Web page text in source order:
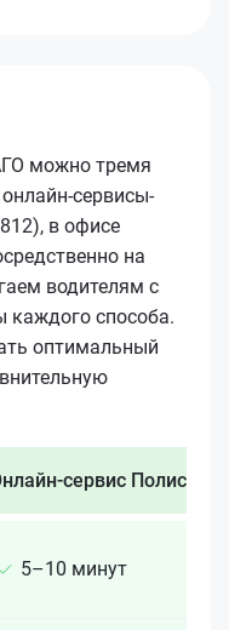
можно тремя
сервисы-
в офисе
на
водителям с
каждого способа.
оптимальный
сервис Полис 812
5–10 минут